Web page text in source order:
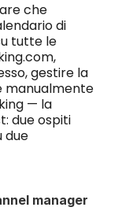
che
di
tutte le
gestire la
manualmente
— la
due ospiti
due
manager